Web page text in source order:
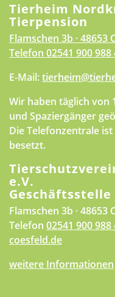
Tierheim
Tierpension
Flamschen 3b · 48653
Telefon 02541 900 988
E-Mail:
Wir haben täglich von
und Spaziergänger
Die Telefonzentrale
besetzt.
e.V.
Geschäftsstelle
Flamschen 3b · 48653
Telefon 02541 900 988
coesfeld.de
weitere Informationen